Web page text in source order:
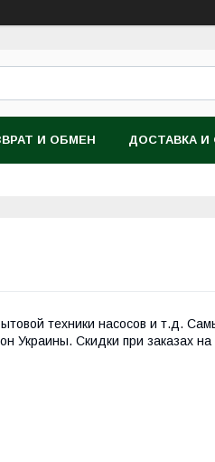
И ОБМЕН ДОСТАВКА И
техники насосов и т.д.
Украины. Скидки при заказах